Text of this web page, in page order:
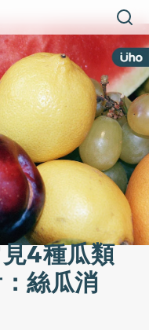
4種瓜類
絲瓜消